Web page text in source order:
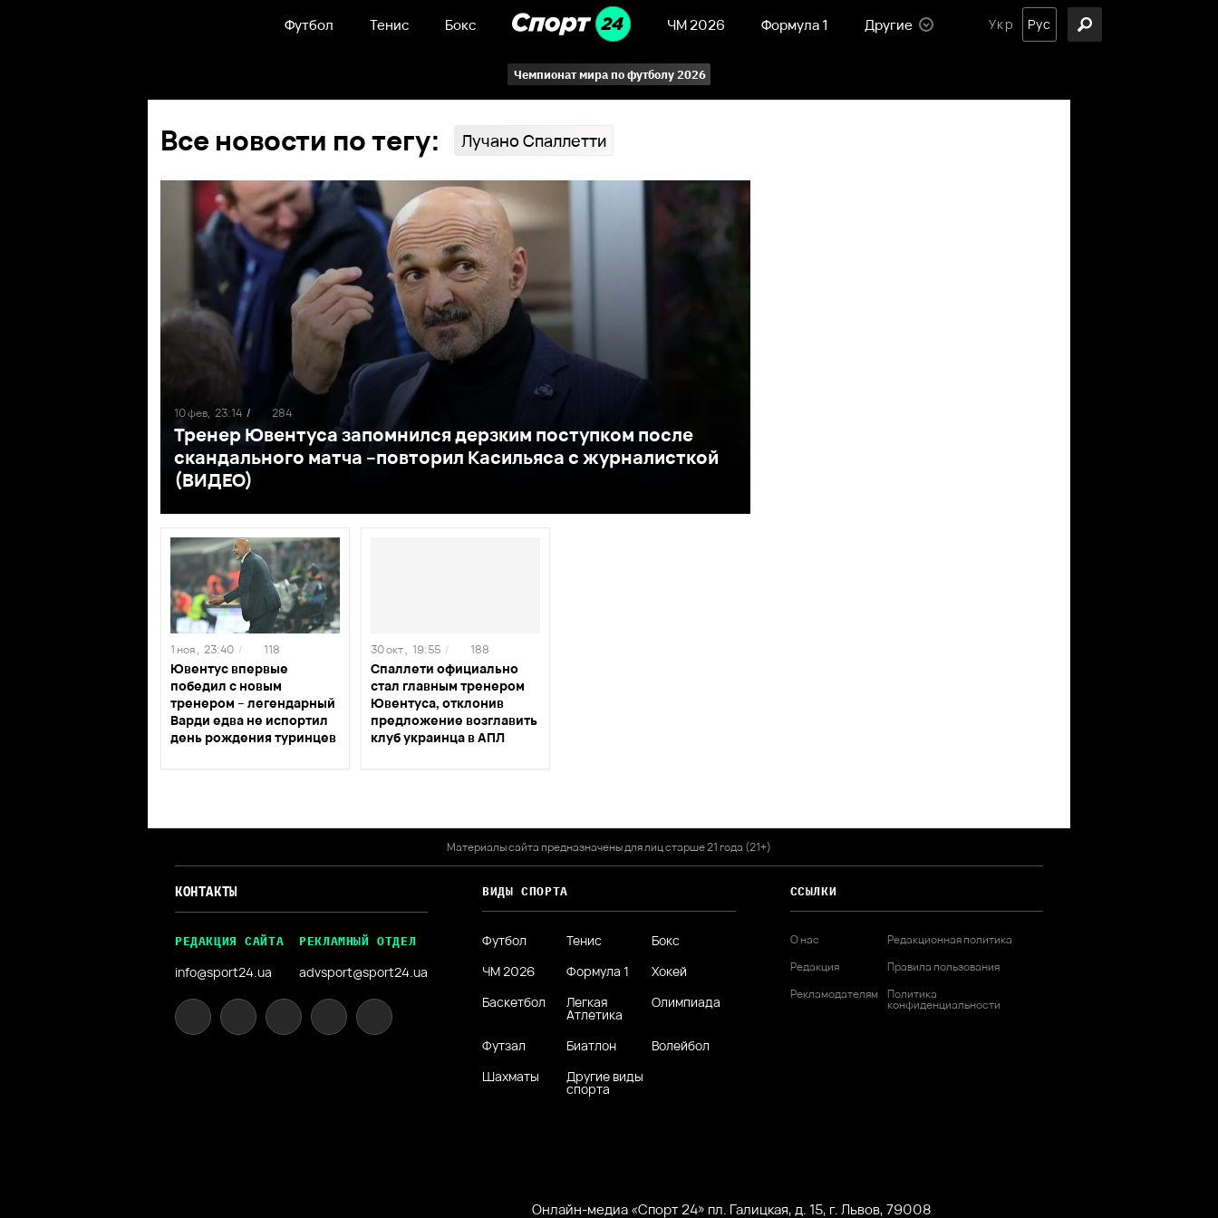
Футбол Тенис Бокс ЧМ 2026 Формула 1 Другие Укр Рус
Чемпионат мира по футболу 2026
Все новости по тегу: Лучано Спаллетти
Тренер Ювентуса запомнился дерзким поступком после
скандального матча –повторил Касильяса с журналисткой
(ВИДЕО)
10 фев, 23:14 / 284
Ювентус впервые
победил с новым
тренером – легендарный
Варди едва не испортил
день рождения туринцев
1 ноя , 23:40 / 118
Спаллети официально
стал главным тренером
Ювентуса, отклонив
предложение возглавить
клуб украинца в АПЛ
30 окт , 19:55 / 188
Материалы сайта предназначены для лиц старше 21 года (21+)
КОНТАКТЫ
РЕДАКЦИЯ САЙТА
info@sport24.ua
РЕКЛАМНЫЙ ОТДЕЛ
advsport@sport24.ua
ВИДЫ СПОРТА
Футбол Тенис
Бокс
ЧМ 2026
Формула 1
Хокей
Баскетбол
Легкая
Атлетика
Олимпиада
Футзал Биатлон
Волейбол
Шахматы
Другие виды
спорта
ССЫЛКИ
О нас
Редакция
Рекламодателям
Редакционная политика
Правила пользования
Политика
конфиденциальности
Онлайн-медиа «Спорт 24» пл. Галицкая, д. 15, г. Львов, 79008